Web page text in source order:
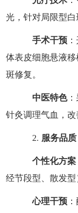
光，针对局限型白
手术干预：
体表皮细胞悬液
斑修复。
中医特色：
针灸调理气血，改
2. 服务品
个性化方案
经节段型、散发型
心理干预：